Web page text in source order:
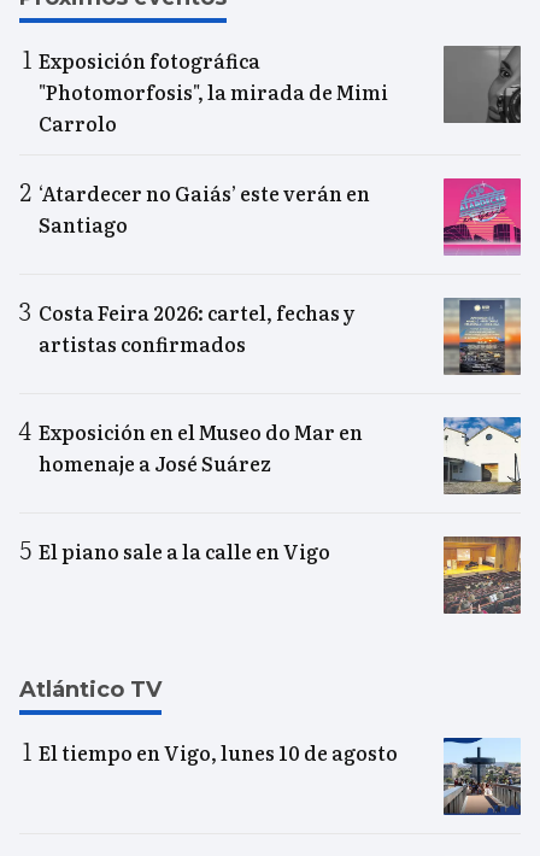
Exposición fotográfica
"Photomorfosis", la mirada de Mimi
Carrolo
‘Atardecer no Gaiás’ este verán en
Santiago
Costa Feira 2026: cartel, fechas y
artistas confirmados
Exposición en el Museo do Mar en
homenaje a José Suárez
El piano sale a la calle en Vigo
Atlántico TV
El tiempo en Vigo, lunes 10 de agosto